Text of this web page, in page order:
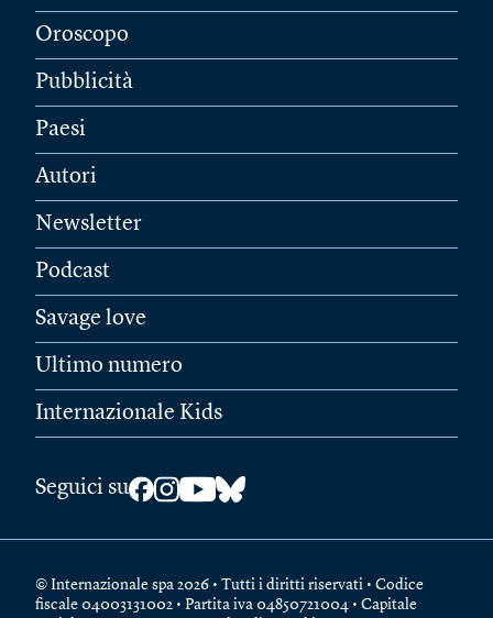
Oroscopo
Pubblicità
Paesi
Autori
Newsletter
Podcast
Savage love
Ultimo numero
Internazionale Kids
Seguici su
© Internazionale spa 2026 • Tutti i diritti riservati • Codice
fiscale 04003131002 • Partita iva 04850721004 • Capitale